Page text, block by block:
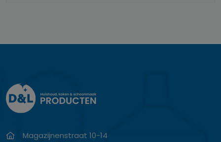
Magazijnenstraat 10-14